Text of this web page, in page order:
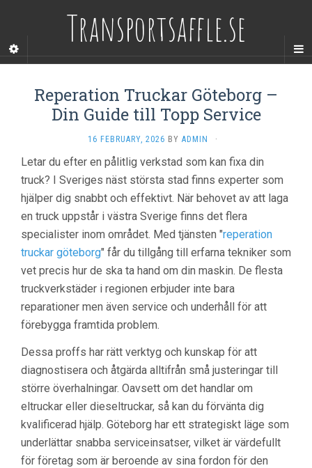
Transportsaffle.se
Reperation Truckar Göteborg –
Din Guide till Topp Service
16 FEBRUARY, 2026 BY ADMIN ·
Letar du efter en pålitlig verkstad som kan fixa din
truck? I Sveriges näst största stad finns experter som
hjälper dig snabbt och effektivt. När behovet av att laga
en truck uppstår i västra Sverige finns det flera
specialister inom området. Med tjänsten "reperation
truckar göteborg" får du tillgång till erfarna tekniker som
vet precis hur de ska ta hand om din maskin. De flesta
truckverkstäder i regionen erbjuder inte bara
reparationer men även service och underhåll för att
förebygga framtida problem.
Dessa proffs har rätt verktyg och kunskap för att
diagnostisera och åtgärda alltifrån små justeringar till
större överhalningar. Oavsett om det handlar om
eltruckar eller dieseltruckar, så kan du förvänta dig
kvalificerad hjälp. Göteborg har ett strategiskt läge som
underlättar snabba serviceinsatser, vilket är värdefullt
för företag som är beroende av sina fordon för den